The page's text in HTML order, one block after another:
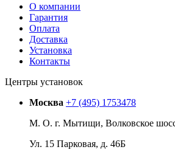
О компании
Гарантия
Оплата
Доставка
Установка
Контакты
Центры установок
Москва +7 (495) 1753478
М. О. г. Мытищи, Волковское
Ул. 15 Парковая, д. 46Б